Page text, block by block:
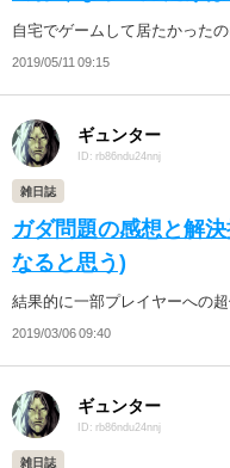
自宅でゲームして居たかった
2019/05/11 09:15
ギュンター
ID: rb86ndu24nnj
雑日誌
ガダ問題の感想と解
なると思う)
結果的に一部プレイヤーへの
2019/03/06 09:40
ギュンター
ID: rb86ndu24nnj
雑日誌